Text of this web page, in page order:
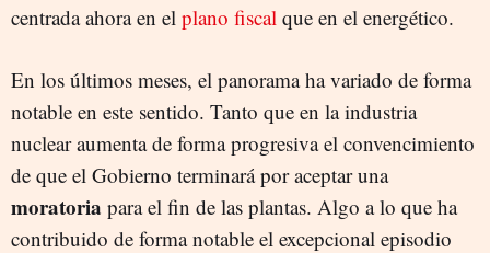
centrada ahora en el plano fiscal que en el energético.
En los últimos meses, el panorama ha variado de forma
notable en este sentido. Tanto que en la industria
nuclear aumenta de forma progresiva el convencimiento
de que el Gobierno terminará por aceptar una
moratoria para el fin de las plantas. Algo a lo que ha
contribuido de forma notable el excepcional episodio